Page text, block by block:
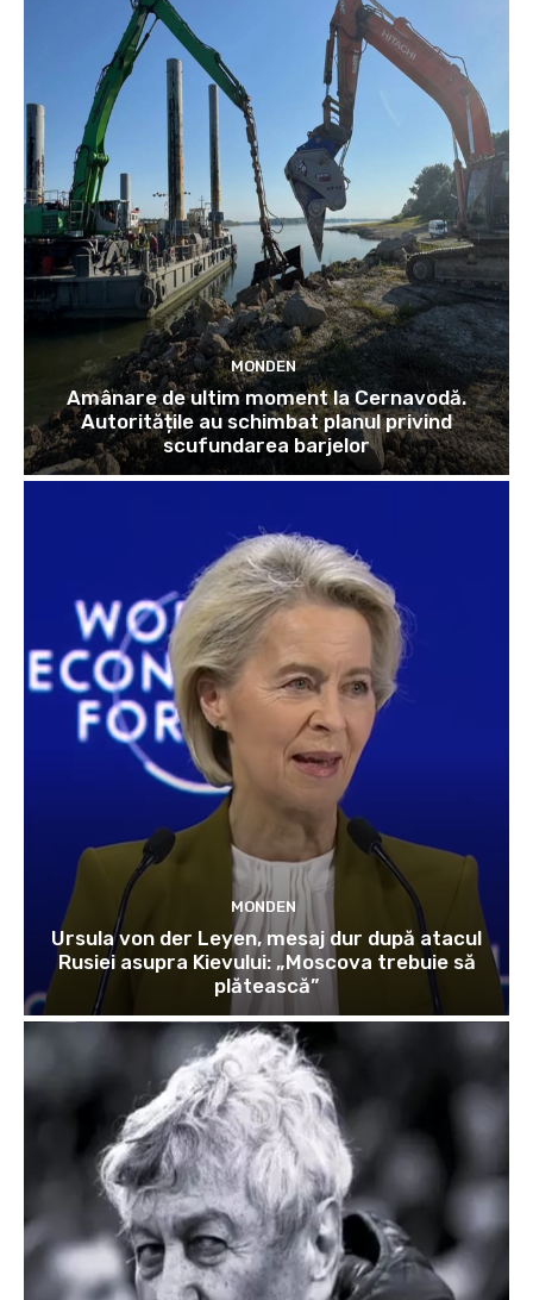
MONDEN
Amânare de ultim moment la Cernavodă.
Autoritățile au schimbat planul privind
scufundarea barjelor
MONDEN
Ursula von der Leyen, mesaj dur după atacul
Rusiei asupra Kievului: „Moscova trebuie să
plătească”